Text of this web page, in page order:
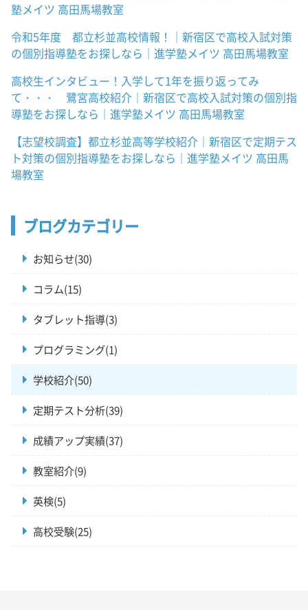
塾メイツ 高田馬場教室
令和5年度 都立杉並高校情報！｜新宿区で高校入試対策
の個別指導塾をお探しなら｜進学塾メイツ 高田馬場教室
高校生インタビュー！入学して1年を振り返ってみ
て・・・ 鷺宮高校紹介｜新宿区で高校入試対策の個別指
導塾をお探しなら｜進学塾メイツ 高田馬場教室
【志望校調査】都立杉並高等学校紹介｜新宿区で定期テス
ト対策の個別指導塾をお探しなら｜進学塾メイツ 高田馬
場教室
ブログカテゴリー
お知らせ(30)
コラム(15)
タブレット指導(3)
プログラミング(1)
学校紹介(50)
定期テスト分析(39)
成績アップ実績(37)
教室紹介(9)
英検(5)
高校受験(25)